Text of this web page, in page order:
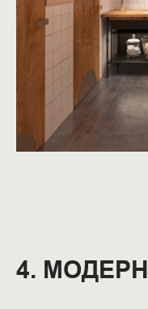
4. МОДЕРН